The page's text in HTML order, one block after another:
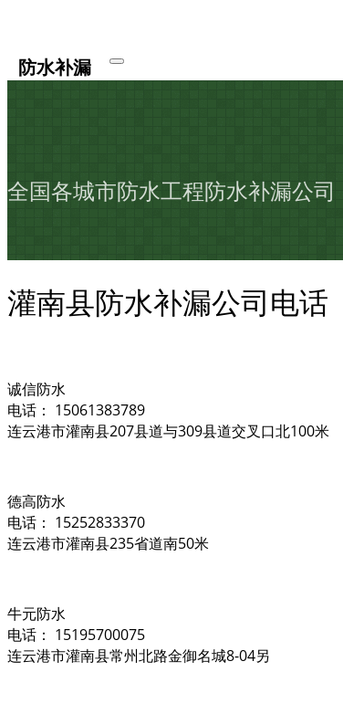
防水补漏
全国各城市防水工程防水补漏公司
灌南县防水补漏公司电话
诚信防水
电话： 15061383789
连云港市灌南县207县道与309县道交叉口北100米
德高防水
电话： 15252833370
连云港市灌南县235省道南50米
牛元防水
电话： 15195700075
连云港市灌南县常州北路金御名城8-04另